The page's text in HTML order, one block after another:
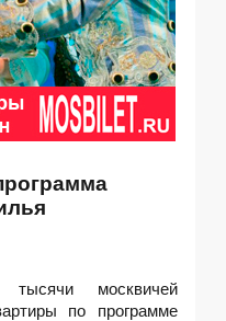
москвичей
по программе